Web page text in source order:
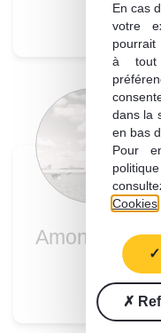
En cas
votre
à tout
dans la
en bas
Pour
Cookies.
Amont animal